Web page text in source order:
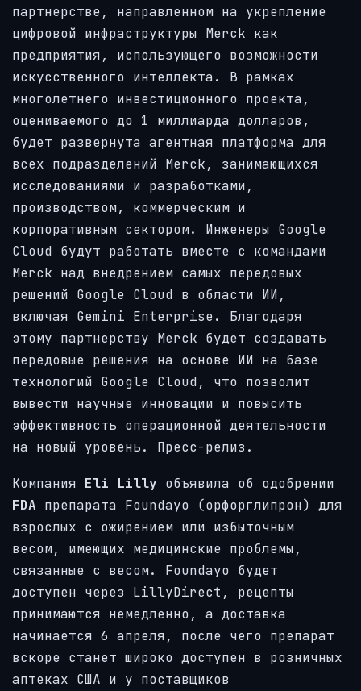
партнерстве, направленном на укрепление
цифровой инфраструктуры Merck как
предприятия, использующего возможности
искусственного интеллекта. В рамках
многолетнего инвестиционного проекта,
оцениваемого до 1 миллиарда долларов,
будет развернута агентная платформа для
всех подразделений Merck, занимающихся
исследованиями и разработками,
производством, коммерческим и
корпоративным сектором. Инженеры Google
Cloud будут работать вместе с командами
Merck над внедрением самых передовых
решений Google Cloud в области ИИ,
включая Gemini Enterprise. Благодаря
этому партнерству Merck будет создавать
передовые решения на основе ИИ на базе
технологий Google Cloud, что позволит
вывести научные инновации и повысить
эффективность операционной деятельности
на новый уровень. Пресс-релиз.
Компания Eli Lilly объявила об одобрении
FDA препарата Foundayo (орфорглипрон) для
взрослых с ожирением или избыточным
весом, имеющих медицинские проблемы,
связанные с весом. Foundayo будет
доступен через LillyDirect, рецепты
принимаются немедленно, а доставка
начинается 6 апреля, после чего препарат
вскоре станет широко доступен в розничных
аптеках США и у поставщиков